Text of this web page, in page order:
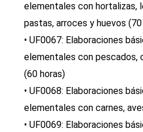
elementales con hortalizas,
pastas, arroces y huevos (70
• UF0067: Elaboraciones
elementales con pescados,
(60 horas)
• UF0068: Elaboraciones
elementales con carnes,
• UF0069: Elaboraciones